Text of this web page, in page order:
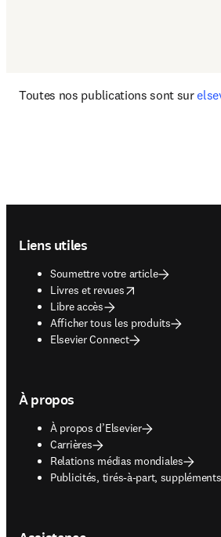
Toutes nos publications sont sur
Liens utiles
Soumettre votre article
Livres et revues
opens in new tab/window
Libre accès
Afficher tous les produits
Elsevier Connect
À propos
À propos d’Elsevier
Carrières
Relations médias mondiales
Publicités, tirés-à-part, suppléments
opens in new tab/window